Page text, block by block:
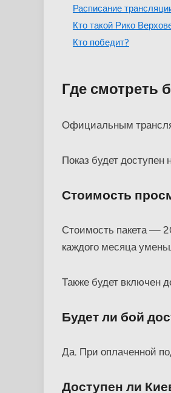
Расписание
Кто такой Рико
Кто победит?
Где смотреть
Официальным
Показ будет
Стоимость
Стоимость пакета —
каждого месяца
Также будет включен
Будет ли бой
Да. При оплаченной
Доступен ли